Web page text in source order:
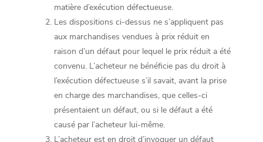
matière d’exécution défectueuse.
Les dispositions ci-dessus ne s’appliquent pas
aux marchandises vendues à prix réduit en
raison d’un défaut pour lequel le prix réduit a été
convenu. L’acheteur ne bénéficie pas du droit à
l’exécution défectueuse s’il savait, avant la prise
en charge des marchandises, que celles-ci
présentaient un défaut, ou si le défaut a été
causé par l’acheteur lui-même.
L’acheteur est en droit d’invoquer un défaut